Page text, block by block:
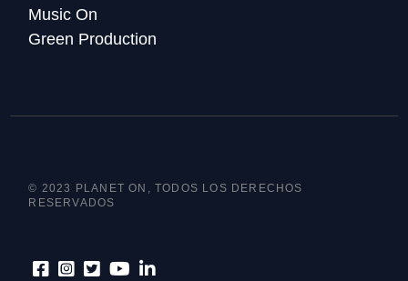
Music On
Green Production
© 2023 PLANET ON, TODOS LOS DERECHOS
RESERVADOS